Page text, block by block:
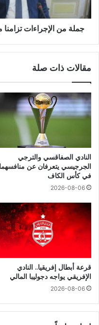
جملة من الإجراءات تزامنا
مقالات ذات صلة
النادي الصفاقسي والترجي
الجرجيسي يتعرفان عن منافسهما
في كأس الكاف
2026-08-06
قرعة أبطال إفريقيا.. النادي
الإفريقي يواجه دجوليبا المالي
2026-08-06